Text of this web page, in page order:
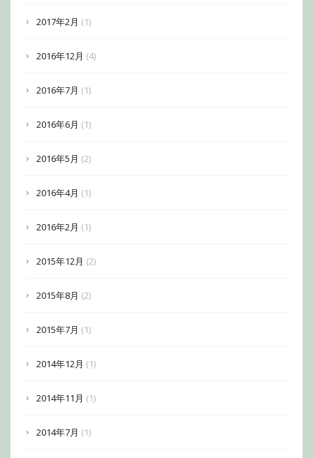
2017年2月 (1)
2016年12月 (4)
2016年7月 (1)
2016年6月 (1)
2016年5月 (2)
2016年4月 (1)
2016年2月 (1)
2015年12月 (2)
2015年8月 (2)
2015年7月 (1)
2014年12月 (1)
2014年11月 (1)
2014年7月 (1)